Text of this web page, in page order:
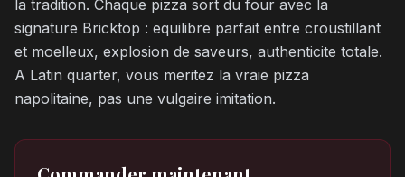
la tradition. Chaque pizza sort du four avec la
signature Bricktop : equilibre parfait entre croustillant
et moelleux, explosion de saveurs, authenticite totale.
A Latin quarter, vous meritez la vraie pizza
napolitaine, pas une vulgaire imitation.